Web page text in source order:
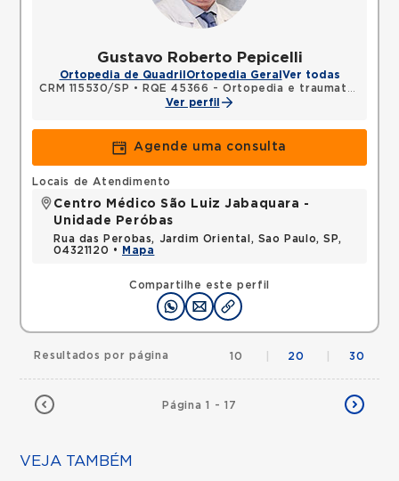
Gustavo Roberto Pepicelli
Ortopedia de Quadril Ortopedia Geral Ver todas
CRM 115530/SP •
RQE 45366 - Ortopedia e traumatologia
Ver perfil
Agende uma consulta
Compartilhe este perfil
Locais de Atendimento
Centro Médico São Luiz Jabaquara -
Unidade Peróbas
Rua das Perobas, Jardim Oriental, Sao Paulo, SP,
04321120 •
Mapa
Página 1 - 17
Resultados por página 10 20 30
VEJA TAMBÉM